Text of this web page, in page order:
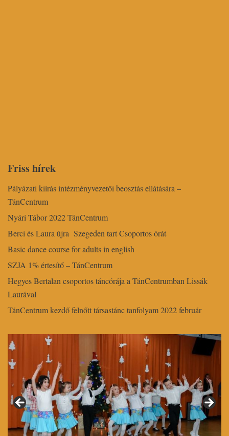
Friss hírek
Pályázati kiírás intézményvezetői beosztás ellátására –
TánCentrum
Nyári Tábor 2022 TánCentrum
Berci és Laura újra Szegeden tart Csoportos órát
Basic dance course for adults in english
SZJA 1% értesítő – TánCentrum
Hegyes Bertalan csoportos táncórája a TánCentrumban Lissák
Laurával
TánCentrum kezdő felnőtt társastánc tanfolyam 2022 február